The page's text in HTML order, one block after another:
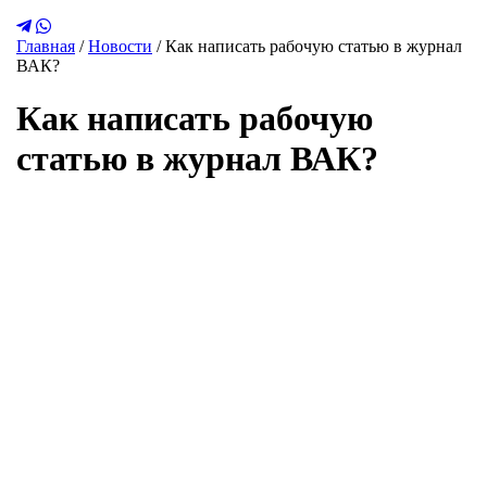
Главная /Новости /Как написать рабочую статью в журнал
ВАК?
Как написать рабочую
статью в журнал ВАК?